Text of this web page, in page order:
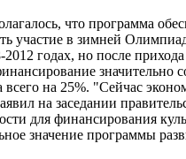
что программа
участие в зимней
2012 годах, но после
на 25%. "Сейчас
на заседании
для финансирования
значение программы